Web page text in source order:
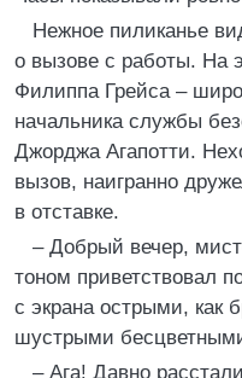
Нежное пиликанье
о вызове с работы. На
Филиппа Грейса –
начальника службы
Джорджа Агапотти.
вызов, наигранно
в отставке.
– Добрый вечер,
тоном приветствовал
с экрана острыми, как
шустрыми
– Ага! Давно